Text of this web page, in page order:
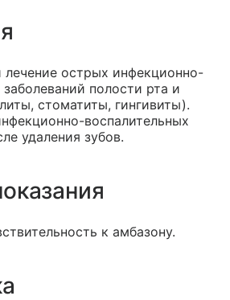
острых инфекционно-
полости рта и
стоматиты, гингивиты).
воспалительных
удаления зубов.
к амбазону.